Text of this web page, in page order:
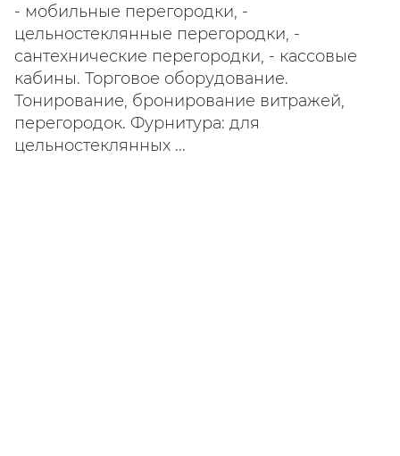
- мобильные перегородки, -
цельностеклянные перегородки, -
сантехнические перегородки, - кассовые
кабины. Торговое оборудование.
Тонирование, бронирование витражей,
перегородок. Фурнитура: для
цельностеклянных ...